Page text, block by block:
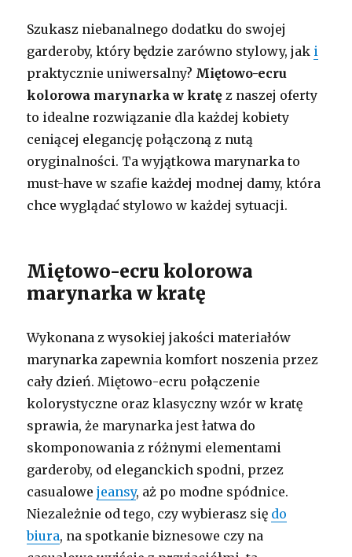
Szukasz niebanalnego dodatku do swojej
garderoby, który będzie zarówno stylowy, jak i
praktycznie uniwersalny? Miętowo-ecru
kolorowa marynarka w kratę z naszej oferty
to idealne rozwiązanie dla każdej kobiety
ceniącej elegancję połączoną z nutą
oryginalności. Ta wyjątkowa marynarka to
must-have w szafie każdej modnej damy, która
chce wyglądać stylowo w każdej sytuacji.
Miętowo-ecru kolorowa
marynarka w kratę
Wykonana z wysokiej jakości materiałów
marynarka zapewnia komfort noszenia przez
cały dzień. Miętowo-ecru połączenie
kolorystyczne oraz klasyczny wzór w kratę
sprawia, że marynarka jest łatwa do
skomponowania z różnymi elementami
garderoby, od eleganckich spodni, przez
casualowejeansy, aż po modne spódnice.
Niezależnie od tego, czy wybierasz się do
biura, na spotkanie biznesowe czy na